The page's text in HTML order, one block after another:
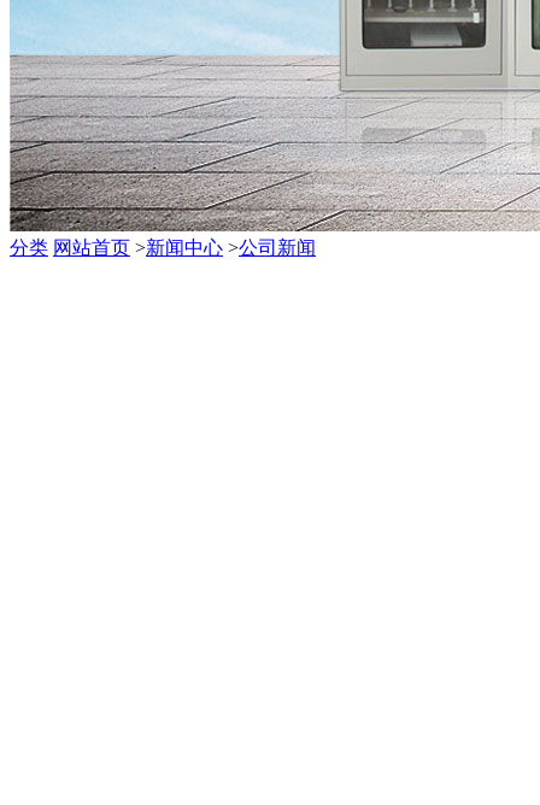
分类 网站首页 >新闻中心 >公司新闻